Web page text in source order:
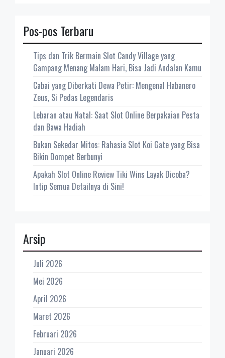
Pos-pos Terbaru
Tips dan Trik Bermain Slot Candy Village yang
Gampang Menang Malam Hari, Bisa Jadi Andalan Kamu
Cabai yang Diberkati Dewa Petir: Mengenal Habanero
Zeus, Si Pedas Legendaris
Lebaran atau Natal: Saat Slot Online Berpakaian Pesta
dan Bawa Hadiah
Bukan Sekedar Mitos: Rahasia Slot Koi Gate yang Bisa
Bikin Dompet Berbunyi
Apakah Slot Online Review Tiki Wins Layak Dicoba?
Intip Semua Detailnya di Sini!
Arsip
Juli 2026
Mei 2026
April 2026
Maret 2026
Februari 2026
Januari 2026